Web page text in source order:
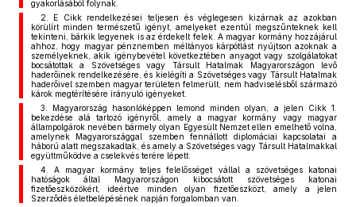
gyakorlásából folynak.
2. E Cikk rendelkezései teljesen és véglegesen kizárnak az azokban
körülírt minden természetű igényt, amelyeket ezentúl megszűnteknek kell
tekinteni, bárkik legyenek is az érdekelt felek. A magyar kormány hozzájárul
ahhoz, hogy magyar pénznemben méltányos kárpótlást nyújtson azoknak a
személyeknek, akik igénybevétel következtében anyagot vagy szolgálatokat
bocsátottak a Szövetséges vagy Társult Hatalmak Magyarországon levő
haderőinek rendelkezésére, és kielégíti a Szövetséges vagy Társult Hatalmak
haderőivel szemben magyar területen felmerült, nem hadviselésből származó
károk megtérítésére irányuló igényeket.
3. Magyarország hasonlóképpen lemond minden olyan, a jelen Cikk 1.
bekezdése alá tartozó igényről, amely a magyar kormány vagy magyar
állampolgárok nevében bármely olyan Egyesült Nemzet ellen emelhető volna,
amelynek Magyarországgal szemben fennállott diplomáciai kapcsolatai a
háború alatt megszakadtak, és amely a Szövetséges vagy Társult Hatalmakkal
együttműködve a cselekvés terére lépett.
4. A magyar kormány teljes felelősséget vállal a szövetséges katonai
hatóságok által Magyarországon kibocsátott szövetséges katonai
fizetőeszközökért, ideértve minden olyan fizetőeszközt, amely a jelen
Szerződés életbelépésének napján forgalomban van.